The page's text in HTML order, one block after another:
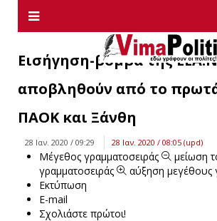
Εισήγηση-βόμβα της
αποβληθούν από το
ΠΑΟΚ και Ξάνθη
28 Ιαν. 2020 / 09:29 28 Ιαν. 2020 / 08:05 (upd)
Μέγεθος γραμματοσειράς
μείωση
γραμματοσειράς
αύξηση μεγέθους
Εκτύπωση
E-mail
Σχολιάστε πρώτοι!